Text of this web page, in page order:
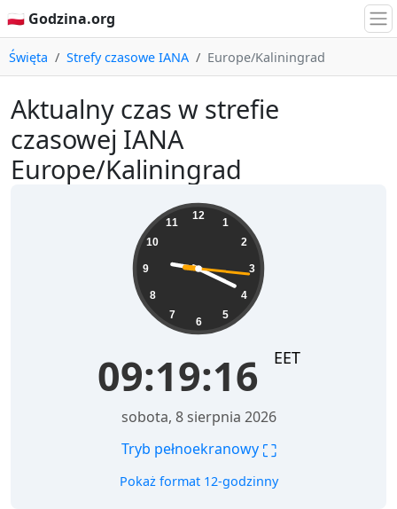
🇵🇱 Godzina.org
Święta Strefy czasowe IANA Europe/Kaliningrad
Aktualny czas w strefie
czasowej IANA
Europe/Kaliningrad
12
1
2
3
4
5
6
7
8
9
10
11
09:19:17 EET
sobota, 8 sierpnia 2026
Tryb pełnoekranowy ⛶
Pokaż format 12-godzinny